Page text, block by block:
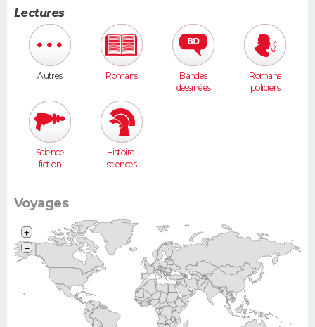
Lectures
Autres Romans
Bandes
dessinées
Romans
policiers
Science
fiction
Histoire,
sciences
Voyages
+
−